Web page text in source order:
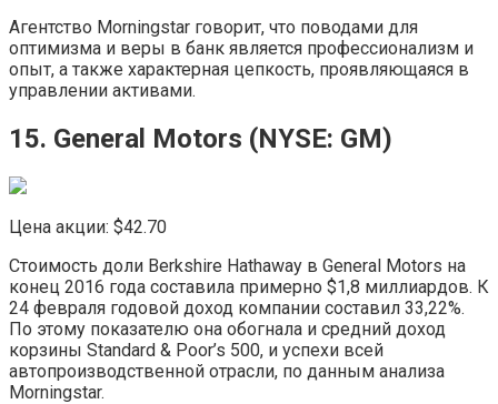
Агентство Morningstar говорит, что поводами для
оптимизма и веры в банк является профессионализм и
опыт, а также характерная цепкость, проявляющаяся в
управлении активами.
15. General Motors (NYSE: GM)
Цена акции: $42.70
Стоимость доли Berkshire Hathaway в General Motors на
конец 2016 года составила примерно $1,8 миллиардов. К
24 февраля годовой доход компании составил 33,22%.
По этому показателю она обогнала и средний доход
корзины Standard & Poor’s 500, и успехи всей
автопроизводственной отрасли, по данным анализа
Morningstar.